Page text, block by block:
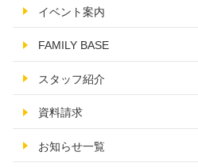
イベント案内
FAMILY BASE
スタッフ紹介
資料請求
お知らせ一覧